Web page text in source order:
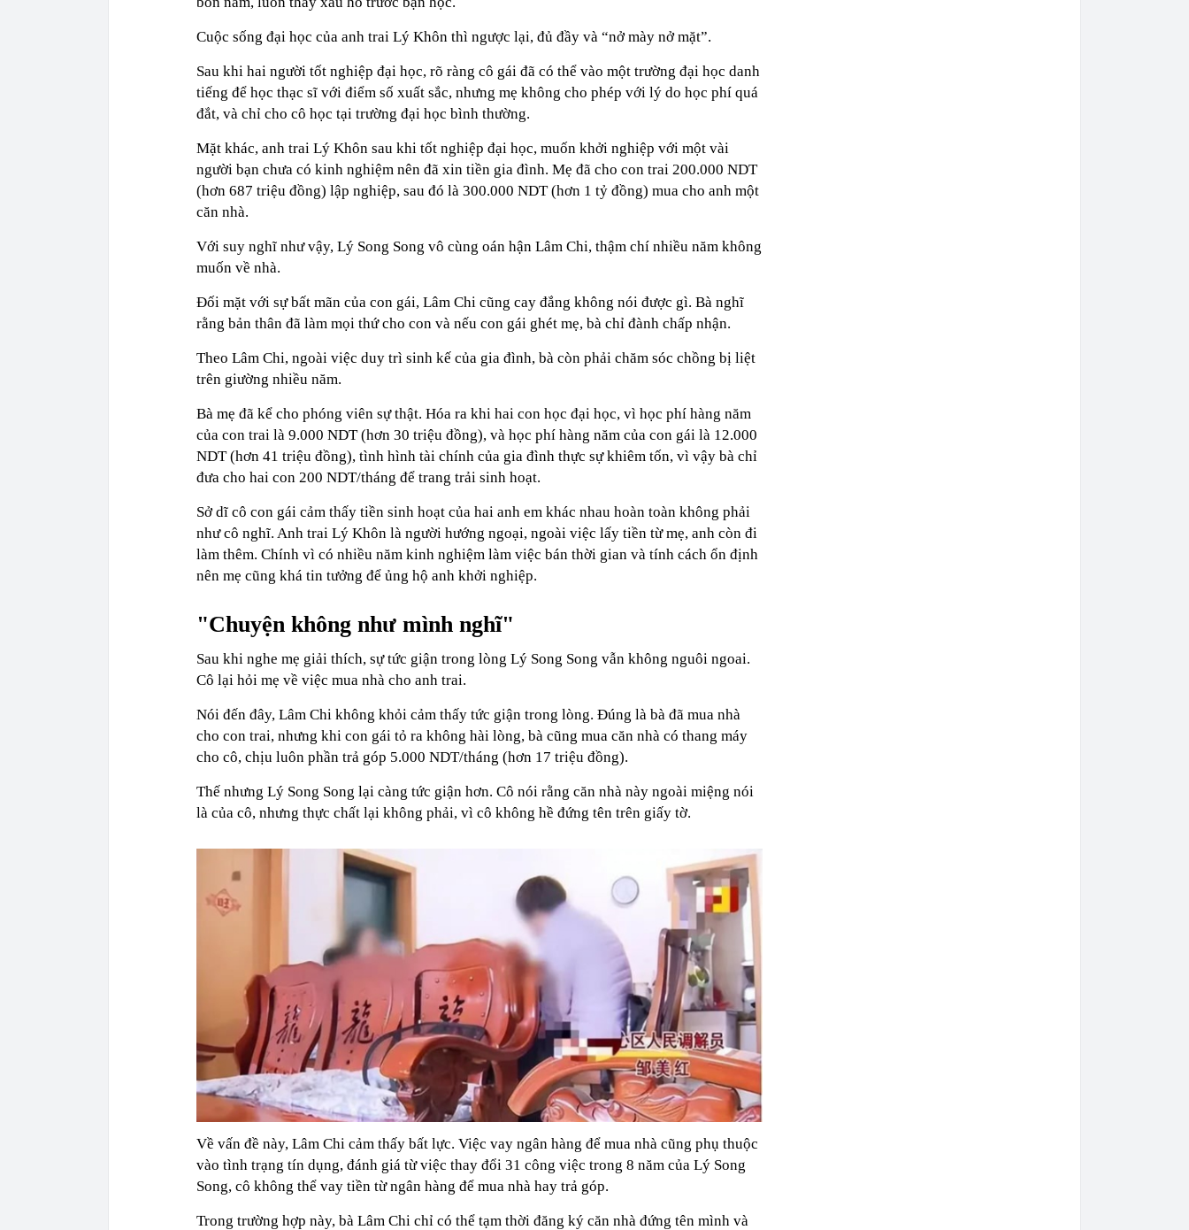
Cuộc sống đại học của anh trai Lý Khôn thì ngược lại, đủ đầy và “nở mày nở mặt”.
Sau khi hai người tốt nghiệp đại học, rõ ràng cô gái đã có thể vào một trường đại học danh
tiếng để học thạc sĩ với điểm số xuất sắc, nhưng mẹ không cho phép với lý do học phí quá
đắt, và chỉ cho cô học tại trường đại học bình thường.
Mặt khác, anh trai Lý Khôn sau khi tốt nghiệp đại học, muốn khởi nghiệp với một vài
người bạn chưa có kinh nghiệm nên đã xin tiền gia đình. Mẹ đã cho con trai 200.000 NDT
(hơn 687 triệu đồng) lập nghiệp, sau đó là 300.000 NDT (hơn 1 tỷ đồng) mua cho anh một
căn nhà.
Với suy nghĩ như vậy, Lý Song Song vô cùng oán hận Lâm Chi, thậm chí nhiều năm không
muốn về nhà.
Đối mặt với sự bất mãn của con gái, Lâm Chi cũng cay đắng không nói được gì. Bà nghĩ
rằng bản thân đã làm mọi thứ cho con và nếu con gái ghét mẹ, bà chỉ đành chấp nhận.
Theo Lâm Chi, ngoài việc duy trì sinh kế của gia đình, bà còn phải chăm sóc chồng bị liệt
trên giường nhiều năm.
Bà mẹ đã kể cho phóng viên sự thật. Hóa ra khi hai con học đại học, vì học phí hàng năm
của con trai là 9.000 NDT (hơn 30 triệu đồng), và học phí hàng năm của con gái là 12.000
NDT (hơn 41 triệu đồng), tình hình tài chính của gia đình thực sự khiêm tốn, vì vậy bà chỉ
đưa cho hai con 200 NDT/tháng để trang trải sinh hoạt.
Sở dĩ cô con gái cảm thấy tiền sinh hoạt của hai anh em khác nhau hoàn toàn không phải
như cô nghĩ. Anh trai Lý Khôn là người hướng ngoại, ngoài việc lấy tiền từ mẹ, anh còn đi
làm thêm. Chính vì có nhiều năm kinh nghiệm làm việc bán thời gian và tính cách ổn định
nên mẹ cũng khá tin tưởng để ủng hộ anh khởi nghiệp.
"Chuyện không như mình nghĩ"
Sau khi nghe mẹ giải thích, sự tức giận trong lòng Lý Song Song vẫn không nguôi ngoai.
Cô lại hỏi mẹ về việc mua nhà cho anh trai.
Nói đến đây, Lâm Chi không khỏi cảm thấy tức giận trong lòng. Đúng là bà đã mua nhà
cho con trai, nhưng khi con gái tỏ ra không hài lòng, bà cũng mua căn nhà có thang máy
cho cô, chịu luôn phần trả góp 5.000 NDT/tháng (hơn 17 triệu đồng).
Thế nhưng Lý Song Song lại càng tức giận hơn. Cô nói rằng căn nhà này ngoài miệng nói
là của cô, nhưng thực chất lại không phải, vì cô không hề đứng tên trên giấy tờ.
Về vấn đề này, Lâm Chi cảm thấy bất lực. Việc vay ngân hàng để mua nhà cũng phụ thuộc
vào tình trạng tín dụng, đánh giá từ việc thay đổi 31 công việc trong 8 năm của Lý Song
Song, cô không thể vay tiền từ ngân hàng để mua nhà hay trả góp.
Trong trường hợp này, bà Lâm Chi chỉ có thể tạm thời đăng ký căn nhà đứng tên mình và